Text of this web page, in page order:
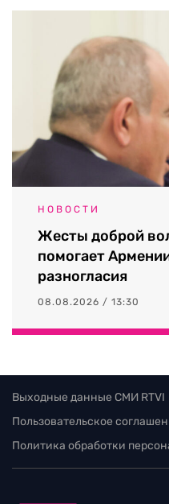
НОВОСТИ
Жесты доброй
помогает
разногласия
08.08.2026 / 13:30
Выходные данные СМИ RTVI
Пользовательское
Политика обработки